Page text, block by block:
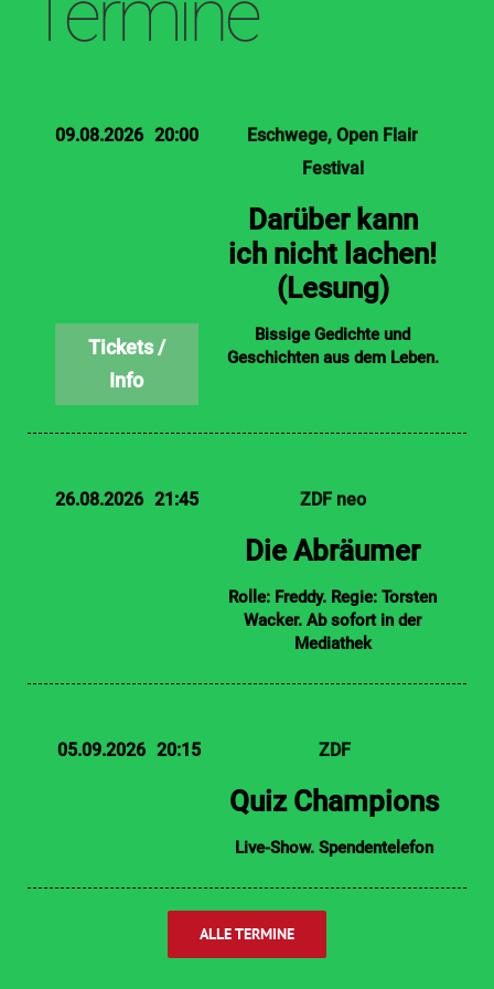
09.08.2026 20:00 Eschwege Open Flair
Festival
Darüber kann
ich nicht lachen!
(Lesung)
Bissige Gedichte und
Geschichten aus dem Leben.
26.08.2026 21:45 ZDF neo
Die Abräumer
Rolle: Freddy. Regie: Torsten
Wacker. Ab sofort in der
Mediathek
05.09.2026 20:15 ZDF
Quiz Champions
Live-Show. Spendentelefon
ALLE TERMINE